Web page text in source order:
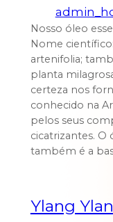
Nosso óleo
Nome
artenifolia;
planta
certeza nos
conhecido na
pelos seus
cicatrizantes. O
também é a
Ylang